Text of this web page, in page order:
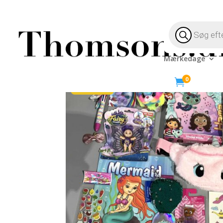
search
Mærkedage
0
Hjem /Jul/Pakkekalendere/ Færdig